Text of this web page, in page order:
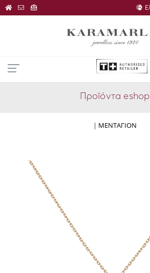
Προϊόντα eshop
| ΜΕΝΤΑΓΙΟΝ